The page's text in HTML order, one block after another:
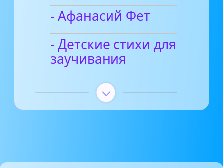
- Афанасий Фет
- Детские стихи для
заучивания